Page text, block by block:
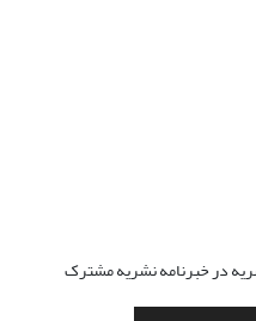
در خبرنامه نشریه مشترک